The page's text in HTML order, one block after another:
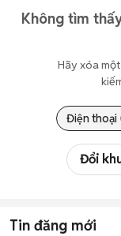
Không tìm
Hãy xóa
Điện thoại
Đổi
Tin đăng mới